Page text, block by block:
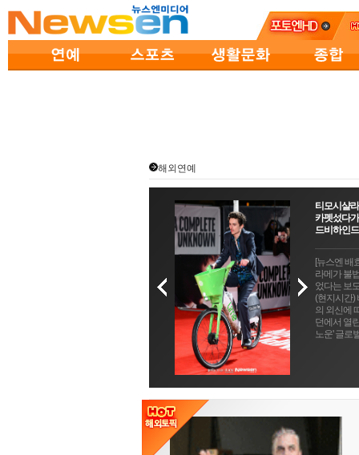
해외연예
티모시샬
카펫섰다
드비하인
[뉴스엔 배
라메가 불
었다는 보
(현지시간)
의 외신에
던에서 열
노운' 글로